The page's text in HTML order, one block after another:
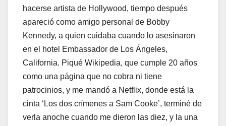
hacerse artista de Hollywood, tiempo después
apareció como amigo personal de Bobby
Kennedy, a quien cuidaba cuando lo asesinaron
en el hotel Embassador de Los Ángeles,
California. Piqué Wikipedia, que cumple 20 años
como una página que no cobra ni tiene
patrocinios, y me mandó a Netflix, donde está la
cinta ‘Los dos crímenes a Sam Cooke’, terminé de
verla anoche cuando me dieron las diez, y la una